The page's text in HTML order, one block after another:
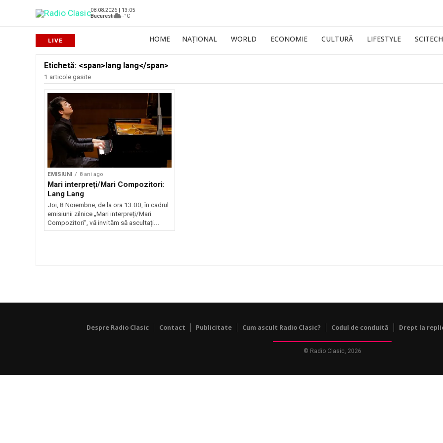
08.08.2026 | 13:05
Bucuresti
--°C
HOME NAȚIONAL WORLD ECONOMIE CULTURĂ LIFESTYLE SCITECH
Etichetă: <span>lang lang</span>
1 articole gasite
EMISIUNI 8 ani ago
Mari interpreți/Mari Compozitori:
Lang Lang
Joi, 8 Noiembrie, de la ora 13:00, în cadrul
emisiunii zilnice „Mari interpreți/Mari
Compozitori”, vă invităm să ascultați...
Despre Radio Clasic Contact Publicitate Cum ascult Radio Clasic? Codul de conduită Drept la
© Radio Clasic, 2026